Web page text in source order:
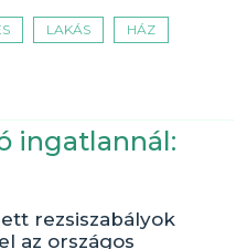
LAKÁS HÁZ
ingatlannál:
rezsiszabályok
az országos